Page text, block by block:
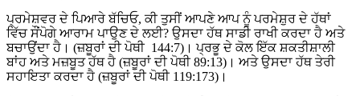
ਪ੍ਰਮੇਸ਼ਵਰ ਦੇ ਪਿਆਰੇ ਬੱਚਿਓ, ਕੀ ਤੁਸੀਂ ਆਪਣੇ ਆਪ ਨੂੰ ਪਰਮੇਸ਼ੁਰ ਦੇ ਹੱਥਾਂ
ਵਿੱਚ ਸੌਂਪੋਗੇ ਆਰਾਮ ਪਾਉਣ ਦੇ ਲਈ? ਉਸਦਾ ਹੱਥ ਸਾਡੀ ਰਾਖੀ ਕਰਦਾ ਹੈ ਅਤੇ
ਬਚਾਉਂਦਾ ਹੈ। (ਜ਼ਬੂਰਾਂ ਦੀ ਪੋਥੀ 144:7)। ਪ੍ਰਭੂ ਦੇ ਕੋਲ ਇੱਕ ਸ਼ਕਤੀਸ਼ਾਲੀ
ਬਾਂਹ ਅਤੇ ਮਜ਼ਬੂਤ ​​ਹੱਥ ਹੈ (ਜ਼ਬੂਰਾਂ ਦੀ ਪੋਥੀ 89:13)। ਅਤੇ ਉਸਦਾ ਹੱਥ ਤੇਰੀ
ਸਹਾਇਤਾ ਕਰਦਾ ਹੈ (ਜ਼ਬੂਰਾਂ ਦੀ ਪੋਥੀ 119:173)।